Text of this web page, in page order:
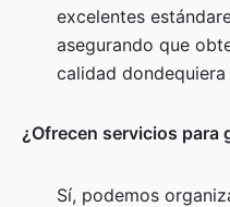
excelentes
asegurando que
calidad
¿Ofrecen servicios para
Sí, podemos